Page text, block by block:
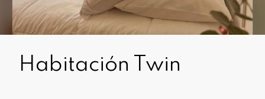
Habitación Twin